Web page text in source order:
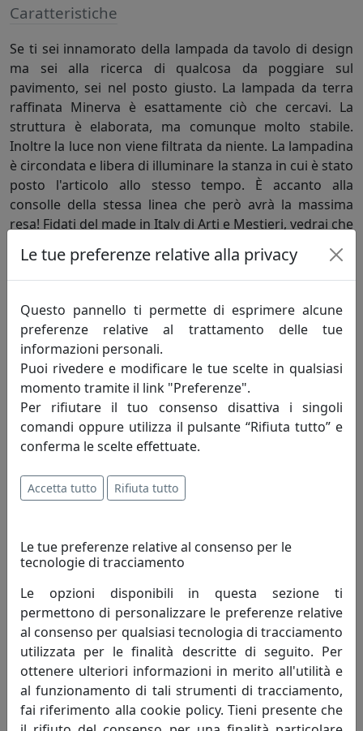
Caratteristiche
Se ti sei innamorato della lampada da tavolo di design
ma sei alla ricerca di qualcosa da poggiare sul
pavimento, sei nel posto giusto. La lampada da terra
raffinata Minerva è esattamente ciò che cercavi. La
struttura è elaborata, ma comunque molto stabile.
Inoltre la luce non viene filtrata da niente. La lampadina
è circondata e libera di illuminare la stanza in cui è stato
posto l'articolo allo stesso tempo. È accanto alla
consolle della stessa linea che però avrà la massima
resa! Fidati del made in Italy di Arti e Mestieri, vedrai che
sarà proprio questa lampada da terra raffinata a dare la
svolta al tuo arredamento!
Informazioni sul brand
Da oltre quaranta anni, l’espressione
creativa, l’abilità tecnica e manuale si
danno appuntamento e dal loro incontro
nascono le creazioni Arti e Mestieri. Un
processo lineare quanto sofisticato che accompagna la
realizzazione di oggetti in metallo dai profili essenziali e
dalle forme leggere, frutto di un lavoro di ricerca e
design fatto esclusivamente in Italia.
pezzo. Due elementi talvolta opposti ma conciliabili
grazie a quel mix di stile e capacità tecnica che
costituisce il tratto distintivo del nostro marchio.
Il processo creativo invece attinge a luoghi spesso
inaspettati. La creatività di Massimo Tani, depositario
dello spirito creativo che anima da anni Arti e Mestieri,
si alimenta di atmosfere e dettagli ludici, talvolta
spiazzanti. Accanto a lui Francesco Adriano Pizzi, che da
oltre vent’anni porta il proprio punto di vista nella
Le tue preferenze relative alla privacy
Questo pannello ti permette di esprimere alcune
preferenze relative al trattamento delle tue
informazioni personali.
Puoi rivedere e modificare le tue scelte in qualsiasi
momento tramite il link "Preferenze".
Per rifiutare il tuo consenso disattiva i singoli
comandi oppure utilizza il pulsante “Rifiuta tutto” e
conferma le scelte effettuate.
Accetta tutto Rifiuta tutto
Le tue preferenze relative al consenso per le
tecnologie di tracciamento
Le opzioni disponibili in questa sezione ti
permettono di personalizzare le preferenze relative
al consenso per qualsiasi tecnologia di tracciamento
utilizzata per le finalità descritte di seguito. Per
ottenere ulteriori informazioni in merito all'utilità e
al funzionamento di tali strumenti di tracciamento,
fai riferimento alla cookie policy. Tieni presente che